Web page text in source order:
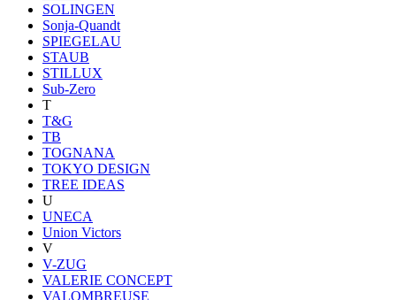
SOLINGEN
Sonja-Quandt
SPIEGELAU
STAUB
STILLUX
Sub-Zero
T
T&G
TB
TOGNANA
TOKYO DESIGN
TREE IDEAS
U
UNECA
Union Victors
V
V-ZUG
VALERIE CONCEPT
VALOMBREUSE